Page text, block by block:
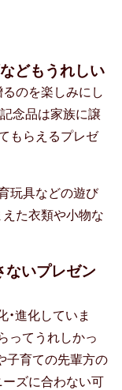
どもうれしい
のを楽しみにし
念品は家族に譲
もらえるプレゼ
玩具などの遊び
た衣類や小物な
ないプレゼン
進化していま
ってうれしかっ
子育ての先輩方の
ーズに合わない可